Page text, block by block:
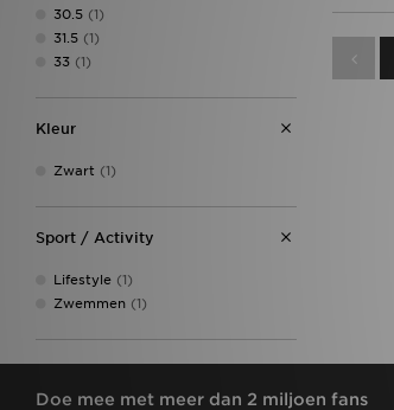
30.5 (1)
31.5 (1)
33 (1)
Kleur
Zwart (1)
Sport / Activity
Lifestyle (1)
Zwemmen (1)
Doe mee met meer dan 2 miljoen fans